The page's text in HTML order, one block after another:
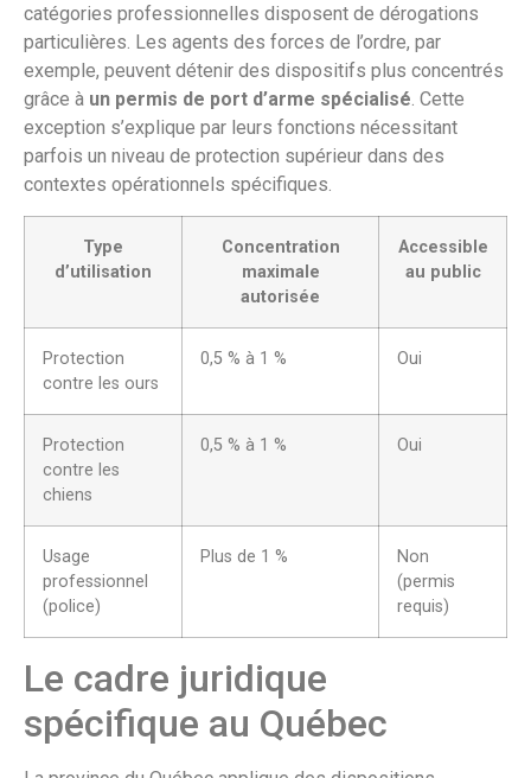
catégories professionnelles disposent de dérogations
particulières. Les agents des forces de l’ordre, par
exemple, peuvent détenir des dispositifs plus concentrés
grâce à un permis de port d’arme spécialisé . Cette
exception s’explique par leurs fonctions nécessitant
parfois un niveau de protection supérieur dans des
contextes opérationnels spécifiques.
Type
d’utilisation
Concentration
maximale
autorisée
Accessible
au public
Protection
contre les ours
0,5 % à 1 % Oui
Protection
contre les
chiens
0,5 % à 1 % Oui
Usage
professionnel
(police)
Plus de 1 %
Non
(permis
requis)
Le cadre juridique
spécifique au Québec